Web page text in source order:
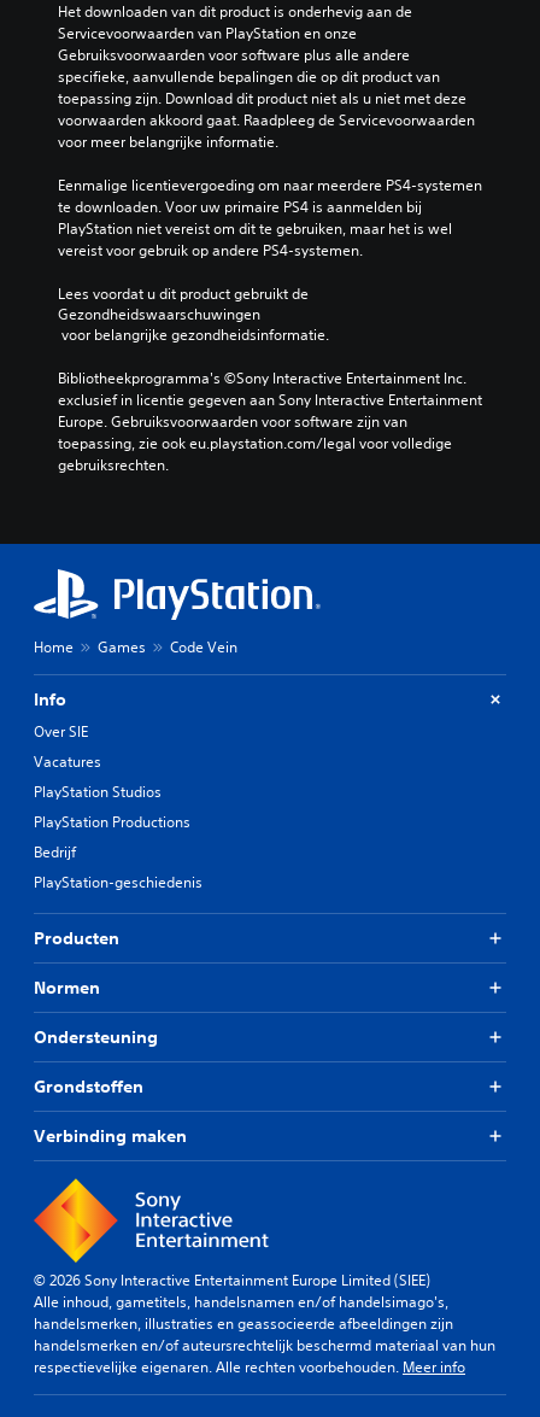
Het downloaden van dit product is onderhevig aan de
Servicevoorwaarden van PlayStation en onze
Gebruiksvoorwaarden voor software plus alle andere
specifieke, aanvullende bepalingen die op dit product van
toepassing zijn. Download dit product niet als u niet met deze
voorwaarden akkoord gaat. Raadpleeg de Servicevoorwaarden
voor meer belangrijke informatie.
Eenmalige licentievergoeding om naar meerdere PS4-systemen
te downloaden. Voor uw primaire PS4 is aanmelden bij
PlayStation niet vereist om dit te gebruiken, maar het is wel
vereist voor gebruik op andere PS4-systemen.
Lees voordat u dit product gebruikt de
Gezondheidswaarschuwingen
voor belangrijke gezondheidsinformatie.
Bibliotheekprogramma's ©Sony Interactive Entertainment Inc.
exclusief in licentie gegeven aan Sony Interactive Entertainment
Europe. Gebruiksvoorwaarden voor software zijn van
toepassing, zie ook eu.playstation.com/legal voor volledige
gebruiksrechten.
Home Games Code Vein
Info
Over SIE
Vacatures
PlayStation Studios
PlayStation Productions
Bedrijf
PlayStation-geschiedenis
Producten
Normen
Ondersteuning
Grondstoffen
Verbinding maken
© 2026 Sony Interactive Entertainment Europe Limited (SIEE)
Alle inhoud, gametitels, handelsnamen en/of handelsimago's,
handelsmerken, illustraties en geassocieerde afbeeldingen zijn
handelsmerken en/of auteursrechtelijk beschermd materiaal van hun
respectievelijke eigenaren. Alle rechten voorbehouden. Meer info